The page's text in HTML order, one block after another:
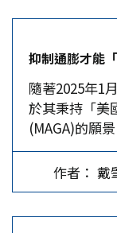
等，進而形成
鍵任務，一是
能化，二是培
言之，低空經
涉及領域多元
射效果明顯，
全球低空經
逐步開放，低
抑制通膨才能
隨著2025年1
於其秉持「美
(MAGA)的願
而，美國民眾
弭「通貨膨
前批判拜登政
作者： 戴